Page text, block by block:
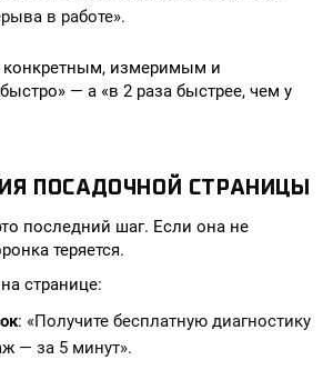
в работе».
измеримым и
— а «в 2 раза быстрее, чем у
ПОСАДОЧНОЙ СТРАНИЦЫ
последний шаг. Если она не
теряется.
странице:
: «Получите бесплатную диагностику
— за 5 минут».